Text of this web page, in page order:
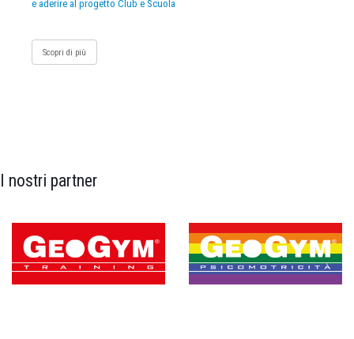
e aderire al progetto Club e Scuola
Scopri di più
I nostri partner